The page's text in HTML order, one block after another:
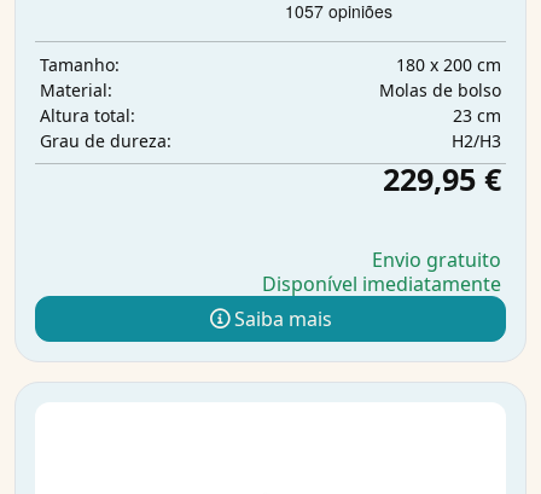
Tamanho:
180 x 200 cm
Material:
Molas de bolso
Altura total:
23 cm
Grau de dureza:
H2/H3
229,95 €
Envio gratuito
Disponível imediatamente
Saiba mais